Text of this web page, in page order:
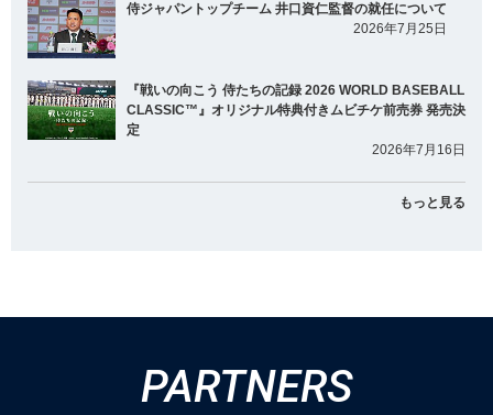
侍ジャパントップチーム 井口資仁監督の就任について
2026年7月25日
『戦いの向こう 侍たちの記録 2026 WORLD BASEBALL
CLASSIC™』オリジナル特典付きムビチケ前売券 発売決
定
2026年7月16日
もっと見る
PARTNERS